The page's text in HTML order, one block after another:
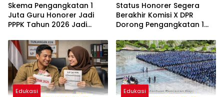
Skema Pengangkatan 1
Juta Guru Honorer Jadi
PPPK Tahun 2026 Jadi
Status Honorer Segera
Berakhir Komisi X DPR
Dorong Pengangkatan 1
Edukasi Edukasi